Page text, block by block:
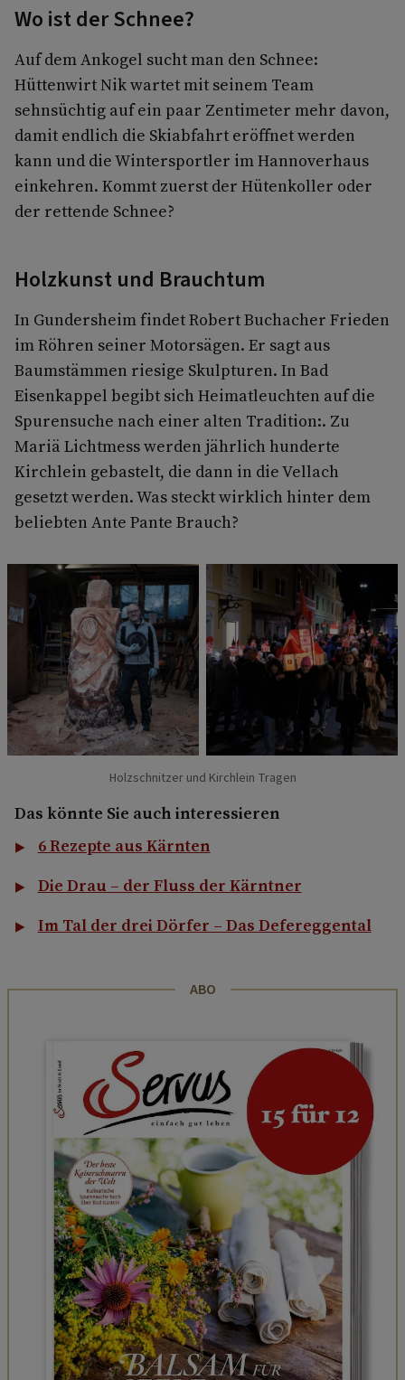
Wo ist der Schnee?
Auf dem Ankogel sucht man den Schnee:
Hüttenwirt Nik wartet mit seinem Team
sehnsüchtig auf ein paar Zentimeter mehr davon,
damit endlich die Skiabfahrt eröffnet werden
kann und die Wintersportler im Hannoverhaus
einkehren. Kommt zuerst der Hütenkoller oder
der rettende Schnee?
Holzkunst und Brauchtum
In Gundersheim findet Robert Buchacher Frieden
im Röhren seiner Motorsägen. Er sagt aus
Baumstämmen riesige Skulpturen. In Bad
Eisenkappel begibt sich Heimatleuchten auf die
Spurensuche nach einer alten Tradition:. Zu
Mariä Lichtmess werden jährlich hunderte
Kirchlein gebastelt, die dann in die Vellach
gesetzt werden. Was steckt wirklich hinter dem
beliebten Ante Pante Brauch?
Holzschnitzer und Kirchlein Tragen
Das könnte Sie auch interessieren
6 Rezepte aus Kärnten
Die Drau – der Fluss der Kärntner
Im Tal der drei Dörfer – Das Defereggental
ABO